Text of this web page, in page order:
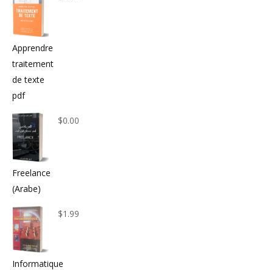
Apprendre
traitement
de texte
pdf
Freelance
(Arabe)
$0.00
Informatique
$1.99